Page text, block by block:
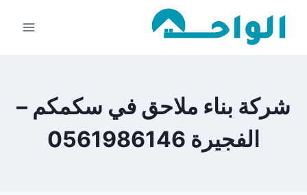
شركة بناء ملاحق في سكمكم –
الفجيرة 0561986146